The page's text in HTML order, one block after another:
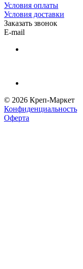
Условия оплаты
Условия доставки
Заказать звонок
E-mail
© 2026 Креп-Маркет
Конфиденциальность
Оферта